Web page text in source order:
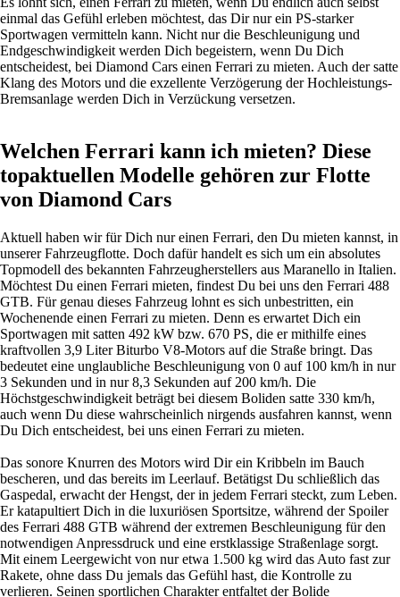
einmal das Gefühl erleben möchtest, das Dir nur ein PS-starker
Sportwagen vermitteln kann. Nicht nur die Beschleunigung und
Endgeschwindigkeit werden Dich begeistern, wenn Du Dich
entscheidest, bei Diamond Cars einen Ferrari zu mieten. Auch der satte
Klang des Motors und die exzellente Verzögerung der Hochleistungs-
Bremsanlage werden Dich in Verzückung versetzen.
Welchen Ferrari kann ich mieten? Diese
topaktuellen Modelle gehören zur Flotte
von Diamond Cars
Aktuell haben wir für Dich nur einen Ferrari, den Du mieten kannst, in
unserer Fahrzeugflotte. Doch dafür handelt es sich um ein absolutes
Topmodell des bekannten Fahrzeugherstellers aus Maranello in Italien.
Möchtest Du einen Ferrari mieten, findest Du bei uns den Ferrari 488
GTB. Für genau dieses Fahrzeug lohnt es sich unbestritten, ein
Wochenende einen Ferrari zu mieten. Denn es erwartet Dich ein
Sportwagen mit satten 492 kW bzw. 670 PS, die er mithilfe eines
kraftvollen 3,9 Liter Biturbo V8-Motors auf die Straße bringt. Das
bedeutet eine unglaubliche Beschleunigung von 0 auf 100 km/h in nur
3 Sekunden und in nur 8,3 Sekunden auf 200 km/h. Die
Höchstgeschwindigkeit beträgt bei diesem Boliden satte 330 km/h,
auch wenn Du diese wahrscheinlich nirgends ausfahren kannst, wenn
Du Dich entscheidest, bei uns einen Ferrari zu mieten.
Das sonore Knurren des Motors wird Dir ein Kribbeln im Bauch
bescheren, und das bereits im Leerlauf. Betätigst Du schließlich das
Gaspedal, erwacht der Hengst, der in jedem Ferrari steckt, zum Leben.
Er katapultiert Dich in die luxuriösen Sportsitze, während der Spoiler
des Ferrari 488 GTB während der extremen Beschleunigung für den
notwendigen Anpressdruck und eine erstklassige Straßenlage sorgt.
Mit einem Leergewicht von nur etwa 1.500 kg wird das Auto fast zur
Rakete, ohne dass Du jemals das Gefühl hast, die Kontrolle zu
verlieren. Seinen sportlichen Charakter entfaltet der Bolide